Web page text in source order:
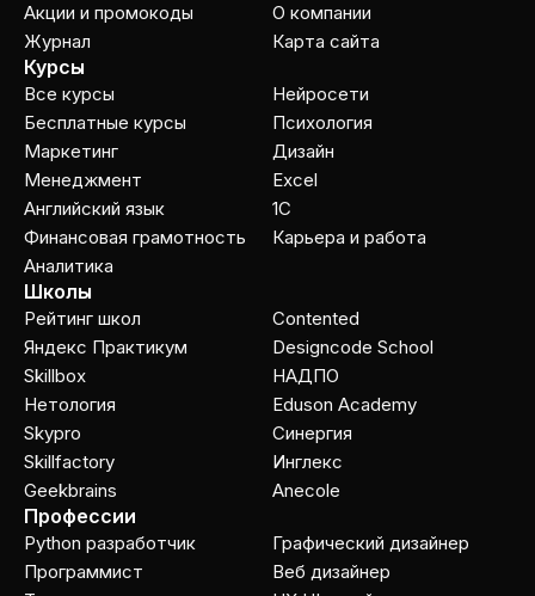
Акции и промокоды
Журнал
О компании
Карта сайта
Курсы
Все курсы
Бесплатные курсы
Маркетинг
Менеджмент
Английский язык
Финансовая грамотность
Аналитика
Нейросети
Психология
Дизайн
Excel
1C
Карьера и работа
Школы
Рейтинг школ
Яндекс Практикум
Skillbox
Нетология
Skypro
Skillfactory
Geekbrains
Contented
Designcode School
НАДПО
Eduson Academy
Cинергия
Инглекс
Anecole
Профессии
Python разработчик
Программист
Графический дизайнер
Веб дизайнер